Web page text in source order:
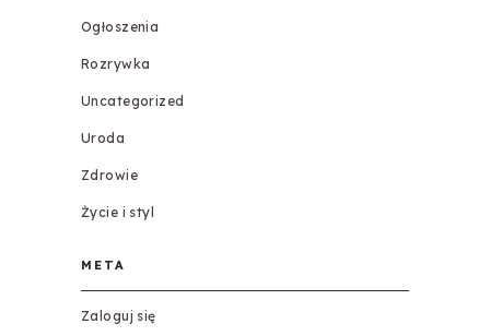
Ogłoszenia
Rozrywka
Uncategorized
Uroda
Zdrowie
Życie i styl
META
Zaloguj się